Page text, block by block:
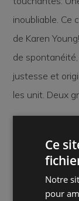
inoubliable. Ce
de Karen
de spontanéité,
justesse et
les unit. Deux
Marché
Quand :jeudi 28
Ce
Notre
pour